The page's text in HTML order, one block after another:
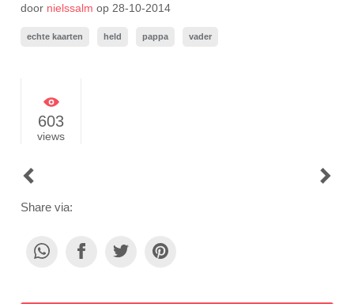
door nielssalm op 28-10-2014
echte kaarten held pappa vader
603
views
POST
Share via: